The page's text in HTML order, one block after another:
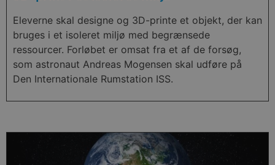
Eleverne skal designe og 3D-printe et objekt, der kan
bruges i et isoleret miljø med begrænsede
ressourcer. Forløbet er omsat fra et af de forsøg,
som astronaut Andreas Mogensen skal udføre på
Den Internationale Rumstation ISS.